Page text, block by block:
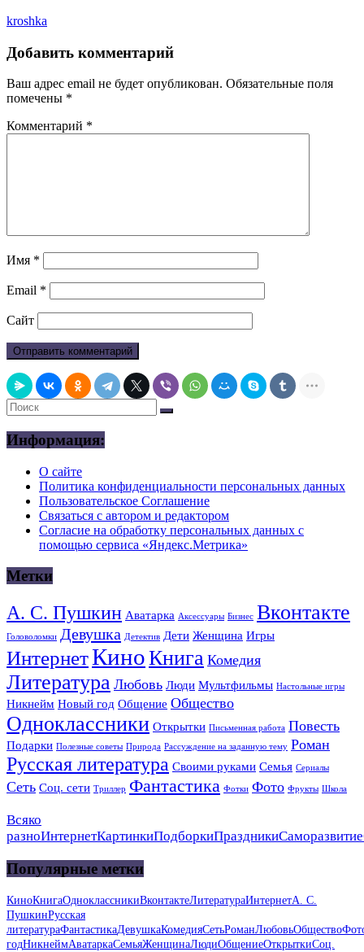
kroshka
Добавить комментарий
Ваш адрес email не будет опубликован. Обязательные поля
помечены *
Комментарий *
Имя *
Email *
Сайт
Информация:
О сайте
Политика конфиденциальности персональных данных
Пользовательское Соглашение
Связаться с автором и редактором
Согласие на обработку персональных данных с
помощью сервиса «Яндекс.Метрика»
Метки
А. С. Пушкин Аватарка Аксессуары Бизнес Вконтакте
Головоломки Девушка Детектив Дети Женщина Игры
ИнтернетКиноКнига Комедия
Литература Любовь Люди Мультфильмы Настольные игры
Никнейм Новый год Общение Общество
Одноклассники Открытки Письменная работа Повесть
Подарки Полезные советы Природа Рассуждение на заданную тему Роман
Русская литература Своими руками Семья Сериалы
Сеть Соц. сети Триллер Фантастика Фотки Фото Фрукты Школа
Всяко
разноИнтернетКартинкиПодборкиПраздникиСаморазвитие
Популярные метки
КиноКнигаОдноклассникиВконтактеЛитератураИнтернетА. С.
ПушкинРусская
литератураФантастикаДевушкаКомедияСетьРоманЛюбовьОбщество
годНикнеймАватаркаСемьяЖенщинаЛюдиОбщениеОткрыткиСоц.